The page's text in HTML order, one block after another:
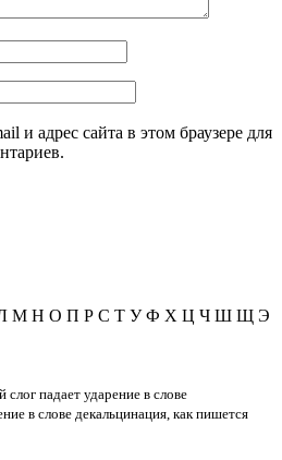
и адрес сайта в этом браузере для
М Н О П Р С Т У Ф Х Ц Ч Ш Щ Э
падает ударение в слове
в слове декальцинация, как пишется